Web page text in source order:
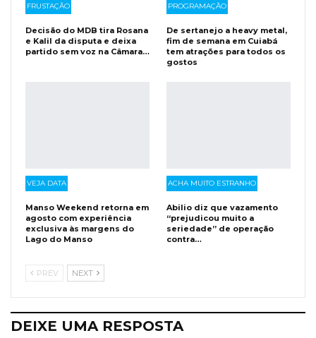
FRUSTAÇÃO
Decisão do MDB tira Rosana
e Kalil da disputa e deixa
partido sem voz na Câmara…
PROGRAMAÇÃO
De sertanejo a heavy metal,
fim de semana em Cuiabá
tem atrações para todos os
gostos
VEJA DATA
Manso Weekend retorna em
agosto com experiência
exclusiva às margens do
Lago do Manso
ACHA MUITO ESTRANHO
Abilio diz que vazamento
“prejudicou muito a
seriedade” de operação
contra…
PREV NEXT
DEIXE UMA RESPOSTA